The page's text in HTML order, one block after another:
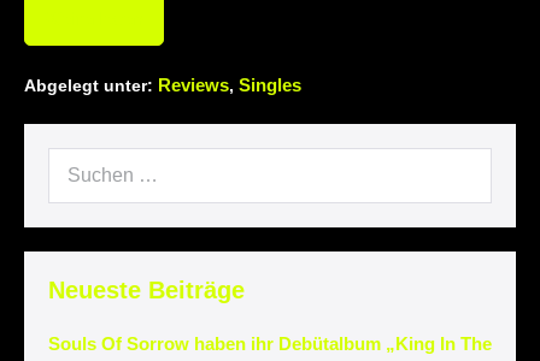
Abgelegt unter: Reviews, Singles
Neueste Beiträge
Souls Of Sorrow haben ihr Debütalbum „King In The